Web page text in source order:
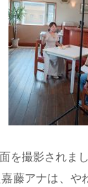
を撮影されまし
藤アナは、や